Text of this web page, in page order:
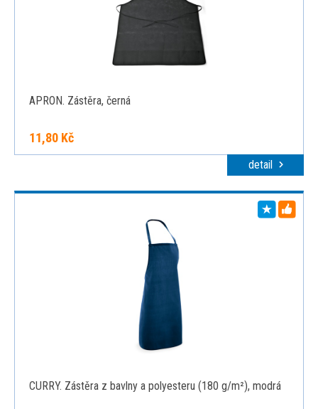
APRON. Zástěra, černá
11,80 Kč
detail
CURRY. Zástěra z bavlny a polyesteru (180 g/m²), modrá